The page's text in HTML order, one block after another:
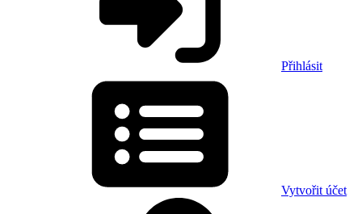
Přihlásit
Vytvořit účet